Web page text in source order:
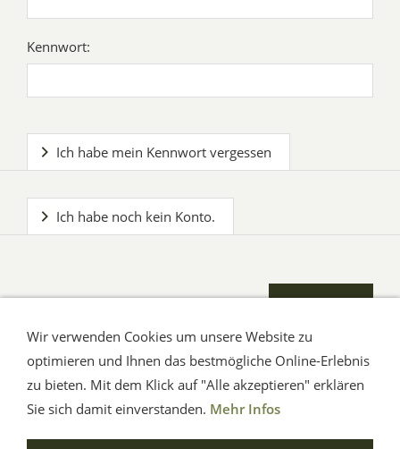
Kennwort:
Ich habe mein Kennwort vergessen
Ich habe noch kein Konto.
AGB Impressum Hilfe
Verbraucherhinweise
Datenschutz
© Aue-Verlag GmbH, Möckmühl
Wir verwenden Cookies um unsere Website zu
optimieren und Ihnen das bestmögliche Online-Erlebnis
zu bieten. Mit dem Klick auf "Alle akzeptieren" erklären
Sie sich damit einverstanden. Mehr Infos